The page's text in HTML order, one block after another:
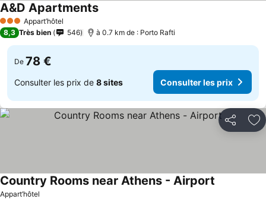
3 ÉtoilesAppart’hôtel
A&D Apartments
8,3 Très bien 546 à 0.7 km de : Porto Rafti
De 78 €
Consulter les prix de 8 sites Consulter les prix
Partager
Appart’hôtel
Country Rooms near Athens - Airport